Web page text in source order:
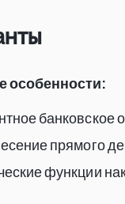
особенности:
банковское
прямого
функции